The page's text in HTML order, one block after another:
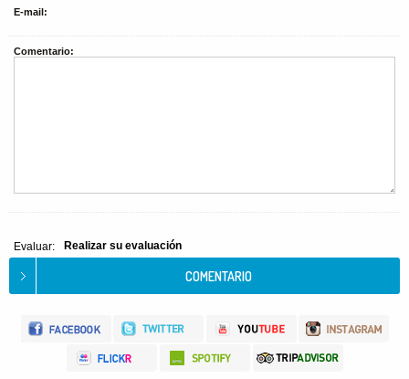
E-mail:
Comentario:
Evaluar: Realizar su evaluación